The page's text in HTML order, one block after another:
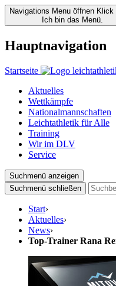
Navigations Menu öffnen Klick
Ich bin das Menü.
Hauptnavigation
Startseite
Aktuelles
Wettkämpfe
Nationalmannschaften
Leichtathletik für Alle
Training
Wir im DLV
Service
Suchmenü anzeigen
Suchmenü schließen
Start›
Aktuelles›
News›
Top-Trainer Rana